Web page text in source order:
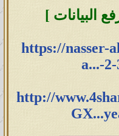
2012
البيانات ]
https://nasser-
a...-
http://